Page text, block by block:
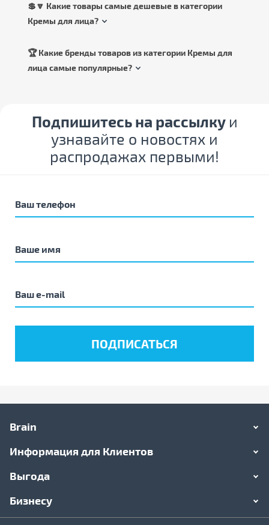
💲🔽 Какие товары самые дешевые в категории
Кремы для лица?
🏆 Какие бренды товаров из категории Кремы для
лица самые популярные?
Подпишитесь на рассылку и
узнавайте о новостях и
распродажах первыми!
Brain
Информация для Клиентов
Выгода
Бизнесу